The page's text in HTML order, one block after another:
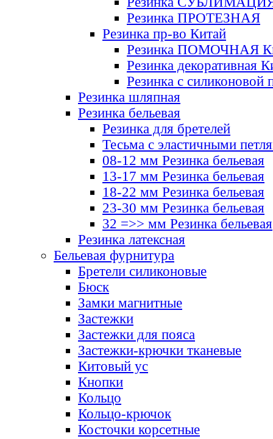
Резинка ПРОТЕЗНАЯ
Резинка пр-во Китай
Резинка ПОМОЧНАЯ
Резинка декоративная
Резинка с силиконовой
Резинка шляпная
Резинка бельевая
Резинка для бретелей
Тесьма с эластичными
08-12 мм Резинка бельевая
13-17 мм Резинка бельевая
18-22 мм Резинка бельевая
23-30 мм Резинка бельевая
32 =>> мм Резинка бельевая
Резинка латексная
Бельевая фурнитура
Бретели силиконовые
Бюск
Замки магнитные
Застежки
Застежки для пояса
Застежки-крючки тканевые
Китовый ус
Кнопки
Кольцо
Кольцо-крючок
Косточки корсетные